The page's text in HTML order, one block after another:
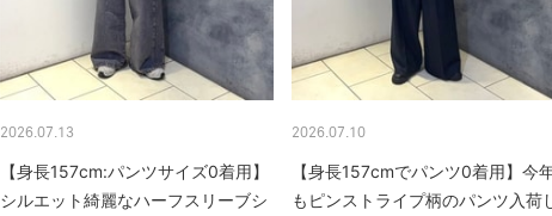
2026.07.13
【身長157cm:パンツサイズ0着用】
シルエット綺麗なハーフスリーブシ
2026.07.10
【身長157cmでパンツ0着用】今
もピンストライプ柄のパンツ入荷